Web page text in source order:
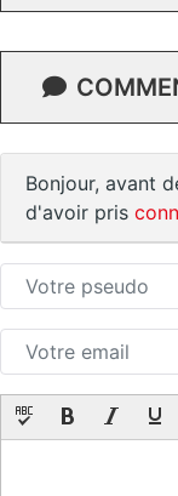
Bonjour, avant
d'avoir pris